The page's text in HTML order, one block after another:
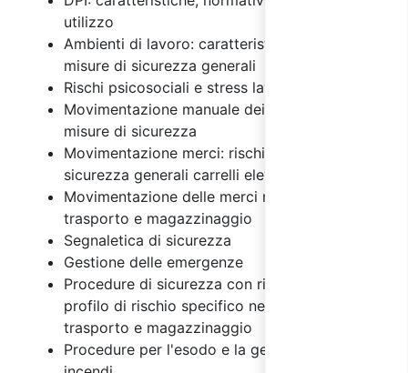
utilizzo
Ambienti di lavoro: caratteristiche, rischi e
misure di sicurezza generali
Rischi psicosociali e stress lavoro correlato
Movimentazione manuale dei carichi: rischi e
misure di sicurezza
Movimentazione merci: rischi e misure di
sicurezza generali carrelli elevatori
Movimentazione delle merci nelle attività di
trasporto e magazzinaggio
Segnaletica di sicurezza
Gestione delle emergenze
Procedure di sicurezza con riferimento al
profilo di rischio specifico nel settore del
trasporto e magazzinaggio
Procedure per l'esodo e la gestione degli